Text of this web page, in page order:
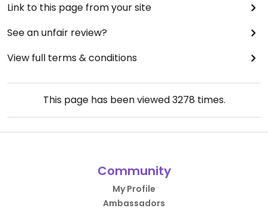
Link to this page from your site
See an unfair review?
View full terms & conditions
This page has been viewed3278 times.
Community
My Profile
Ambassadors